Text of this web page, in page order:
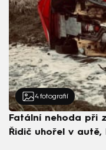
4 fotografií
Fatální nehoda při
Řidič uhořel v